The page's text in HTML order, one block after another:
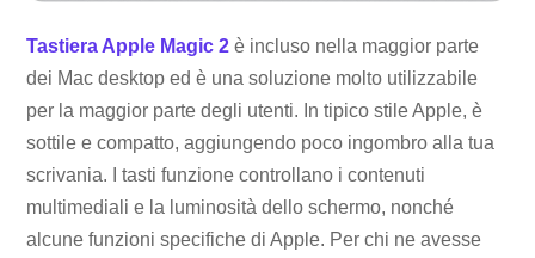
Tastiera Apple Magic 2 è incluso nella maggior parte
dei Mac desktop ed è una soluzione molto utilizzabile
per la maggior parte degli utenti. In tipico stile Apple, è
sottile e compatto, aggiungendo poco ingombro alla tua
scrivania. I tasti funzione controllano i contenuti
multimediali e la luminosità dello schermo, nonché
alcune funzioni specifiche di Apple. Per chi ne avesse